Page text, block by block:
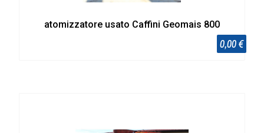
atomizzatore usato Caffini Geomais 800
0,00 €